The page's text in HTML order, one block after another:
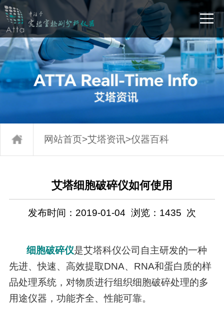
网站首页>艾塔资讯>仪器百科
艾塔细胞破碎仪如何使用
发布时间：2019-01-04 浏览： 1435 次
细胞破碎仪是艾塔科仪公司自主研发的一种
先进、快速、高效提取DNA、RNA和蛋白质的样
品处理系统，对物质进行组织细胞破碎处理的多
用途仪器，功能齐全、性能可靠。